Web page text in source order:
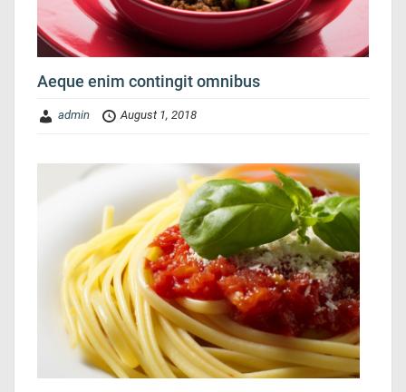
Aeque enim contingit omnibus
admin August 1, 2018